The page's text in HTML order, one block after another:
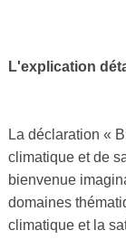
L'explication
La déclaration «
climatique et de
bienvenue
domaines
climatique et la